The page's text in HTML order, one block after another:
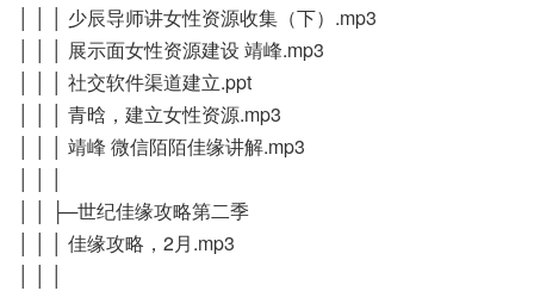
│ │ │ 少辰导师讲女性资源收集（下）.mp3
│ │ │ 展示面女性资源建设 靖峰.mp3
│ │ │ 社交软件渠道建立.ppt
│ │ │ 青晗，建立女性资源.mp3
│ │ │ 靖峰 微信陌陌佳缘讲解.mp3
│ │ ├─世纪佳缘攻略第二季
│ │ │ 佳缘攻略，2月.mp3